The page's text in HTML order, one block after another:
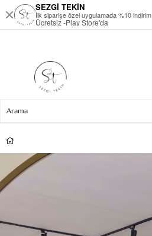
SEZGİ TEKİN
İlk siparişe özel uygulamada %10 indirim
Ücretsiz -Play Store'da